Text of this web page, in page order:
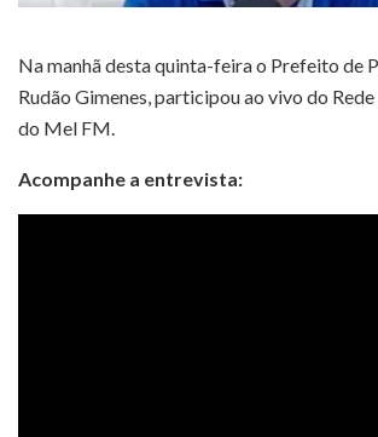
Na manhã desta quinta-feira o Prefeito de
Rudão Gimenes, participou ao vivo do
do Mel FM.
Acompanhe a entrevista: